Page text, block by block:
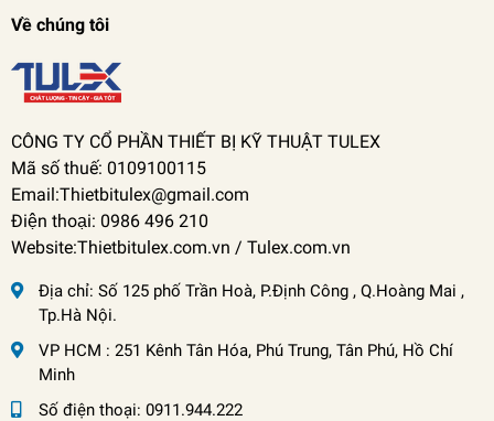
Về chúng tôi
CÔNG TY CỔ PHẦN THIẾT BỊ KỸ THUẬT TULEX
Mã số thuế: 0109100115
Email:Thietbitulex@gmail.com
Điện thoại: 0986 496 210
Website:Thietbitulex.com.vn / Tulex.com.vn
Địa chỉ: Số 125 phố Trần Hoà, P.Định Công , Q.Hoàng Mai ,
Tp.Hà Nội.
VP HCM : 251 Kênh Tân Hóa, Phú Trung, Tân Phú, Hồ Chí
Minh
Số điện thoại: 0911.944.222